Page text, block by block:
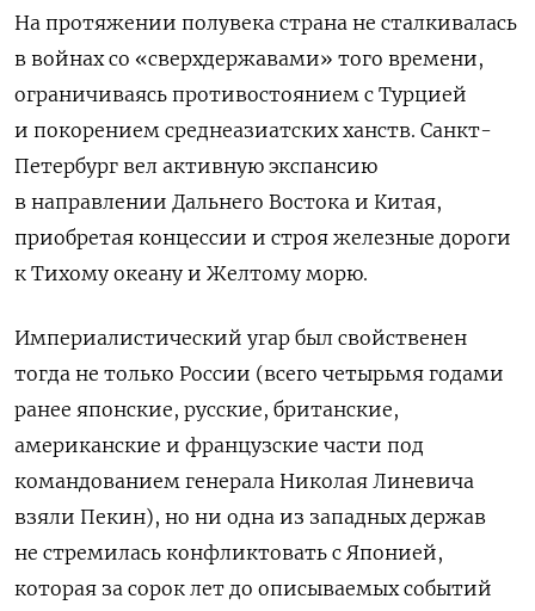
На протяжении полувека страна не сталкивалась
в войнах со «сверхдержавами» того времени,
ограничиваясь противостоянием с Турцией
и покорением среднеазиатских ханств. Санкт-
Петербург вел активную экспансию
в направлении Дальнего Востока и Китая,
приобретая концессии и строя железные дороги
к Тихому океану и Желтому морю.
Империалистический угар был свойственен
тогда не только России (всего четырьмя годами
ранее японские, русские, британские,
американские и французские части под
командованием генерала Николая Линевича
взяли Пекин), но ни одна из западных держав
не стремилась конфликтовать с Японией,
которая за сорок лет до описываемых событий